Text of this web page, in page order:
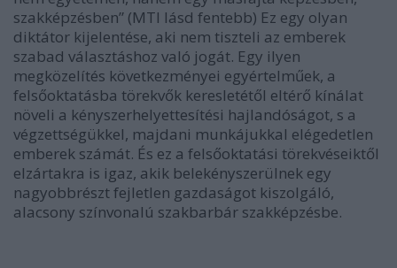
szakképzésben” (MTI lásd fentebb) Ez egy olyan
diktátor kijelentése, aki nem tiszteli az emberek
szabad választáshoz való jogát. Egy ilyen
megközelítés következményei egyértelműek, a
felsőoktatásba törekvők keresletétől eltérő kínálat
növeli a kényszerhelyettesítési hajlandóságot, s a
végzettségükkel, majdani munkájukkal elégedetlen
emberek számát. És ez a felsőoktatási törekvéseiktől
elzártakra is igaz, akik belekényszerülnek egy
nagyobbrészt fejletlen gazdaságot kiszolgáló,
alacsony színvonalú szakbarbár szakképzésbe.